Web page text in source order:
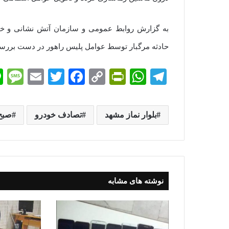
به گزارش روابط عمومی و سازمان آتش نشانی و
حادثه مرگبار توسط عوامل پلیس راهور در دست
Te
gr
a
m
W
ts
A
pp
Pr
tF
ri
en
dl
y
C
y
Li
nk
Fa
bo
ok
T
tte
r
E
ail
بلوار نماز مشهد تصادف خودرو
نوشته های مشابه